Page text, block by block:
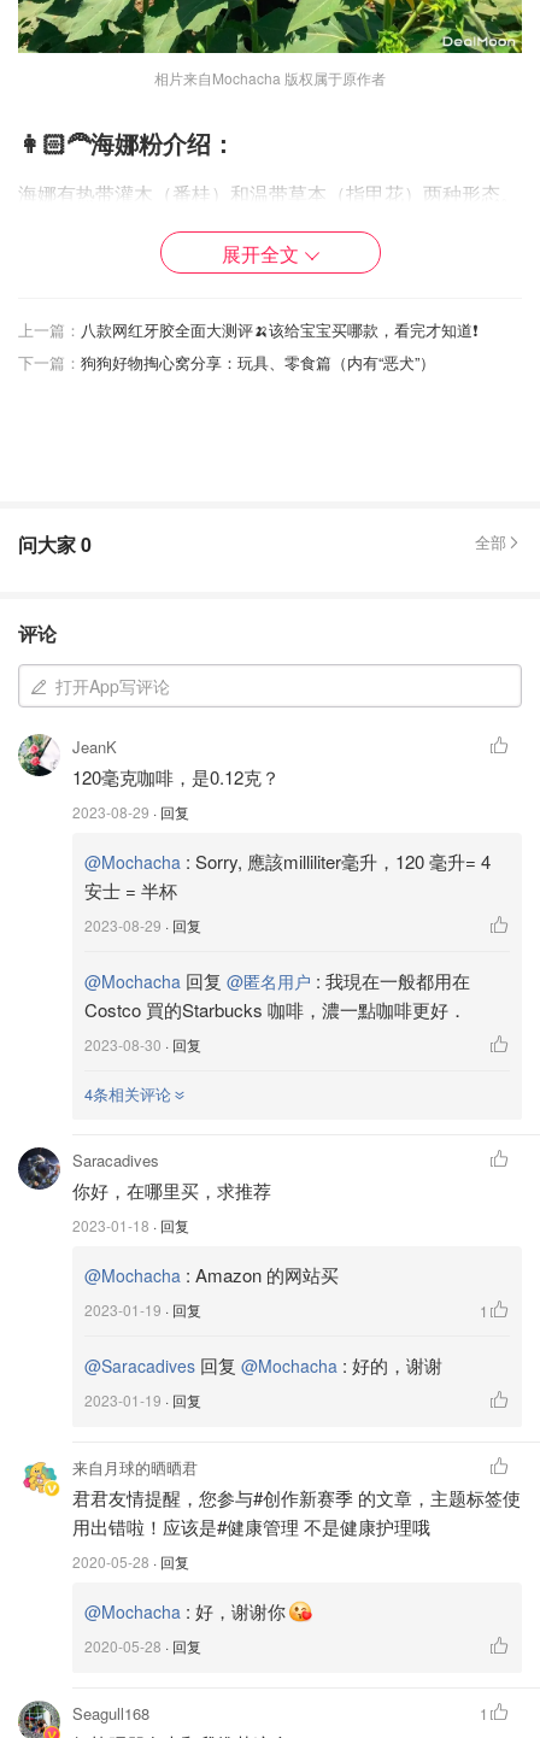
相片来自Mochacha 版权属于原作者
👩🏻‍🦰海娜粉介绍：
海娜有热带灌木（番桂）和温带草本（指甲花）两种形态。
在高温、低湿、阳光充足的条件下，海娜叶可合成更多、更
鲜艳的红褐色素和养发物质。因此，热带海娜叶，更适合用
花，凤仙花，散沫花。自然生长草药一种，千屈菜科散沫花
属的灌木植物，高约3～5英呎，花多呈淡粉红色，主要产于
印度拉基斯坦、埃及、北非及中东等国家。总体而言，印度
相片来自Mochacha 版权属于原作者
⬆️以前同事帮我在印度的超市买海娜粉．她退休后我就开始
几次包装．不过有兴趣的朋友还要記住(Lowsonia Inermis )
有的只是润发，护发产品．
👩🏻‍🦰海娜粉的好处：
👩🏻‍🦰海娜具有天然的药物功能，是天然的治疗脱发和修复
健康的重金属，因此有很强的抗过敏性。此外，纯天然的海
娜富含多种营养成分，且性热，不仅可供染发，染指甲用，
痛，防止脱发，过早出現白发．
👩🏻‍🦰染头发前的准备：
头发要6匙．我一般是提前一天把海娜粉做好，浸泡一个晚
上．第二天早上或下午染头发．
展开全文
上一篇： 八款网红牙胶全面大测评🍌该给宝宝买哪款，看完才知道❗️
下一篇： 狗狗好物掏心窝分享：玩具、零食篇（内有“恶犬”）
问大家0 全部
评论
打开App写评论
JeanK
120毫克咖啡，是0.12克？
2023-08-29 · 回复
@Mochacha : Sorry, 應該milliliter毫升，120 毫升= 4
安士 = 半杯
2023-08-29 · 回复
@Mochacha 回复 @匿名用户 : 我現在一般都用在
Costco 買的Starbucks 咖啡，濃一點咖啡更好．
2023-08-30 · 回复
4条相关评论
Saracadives
你好，在哪里买，求推荐
2023-01-18 · 回复
@Mochacha : Amazon 的网站买
2023-01-19 · 回复 1
@Saracadives 回复 @Mochacha : 好的，谢谢
2023-01-19 · 回复
来自月球的晒晒君
君君友情提醒，您参与#创作新赛季 的文章，主题标签使
用出错啦！应该是#健康管理 不是健康护理哦
2020-05-28 · 回复
@Mochacha : 好，谢谢你
2020-05-28 · 回复
Seagull168 1